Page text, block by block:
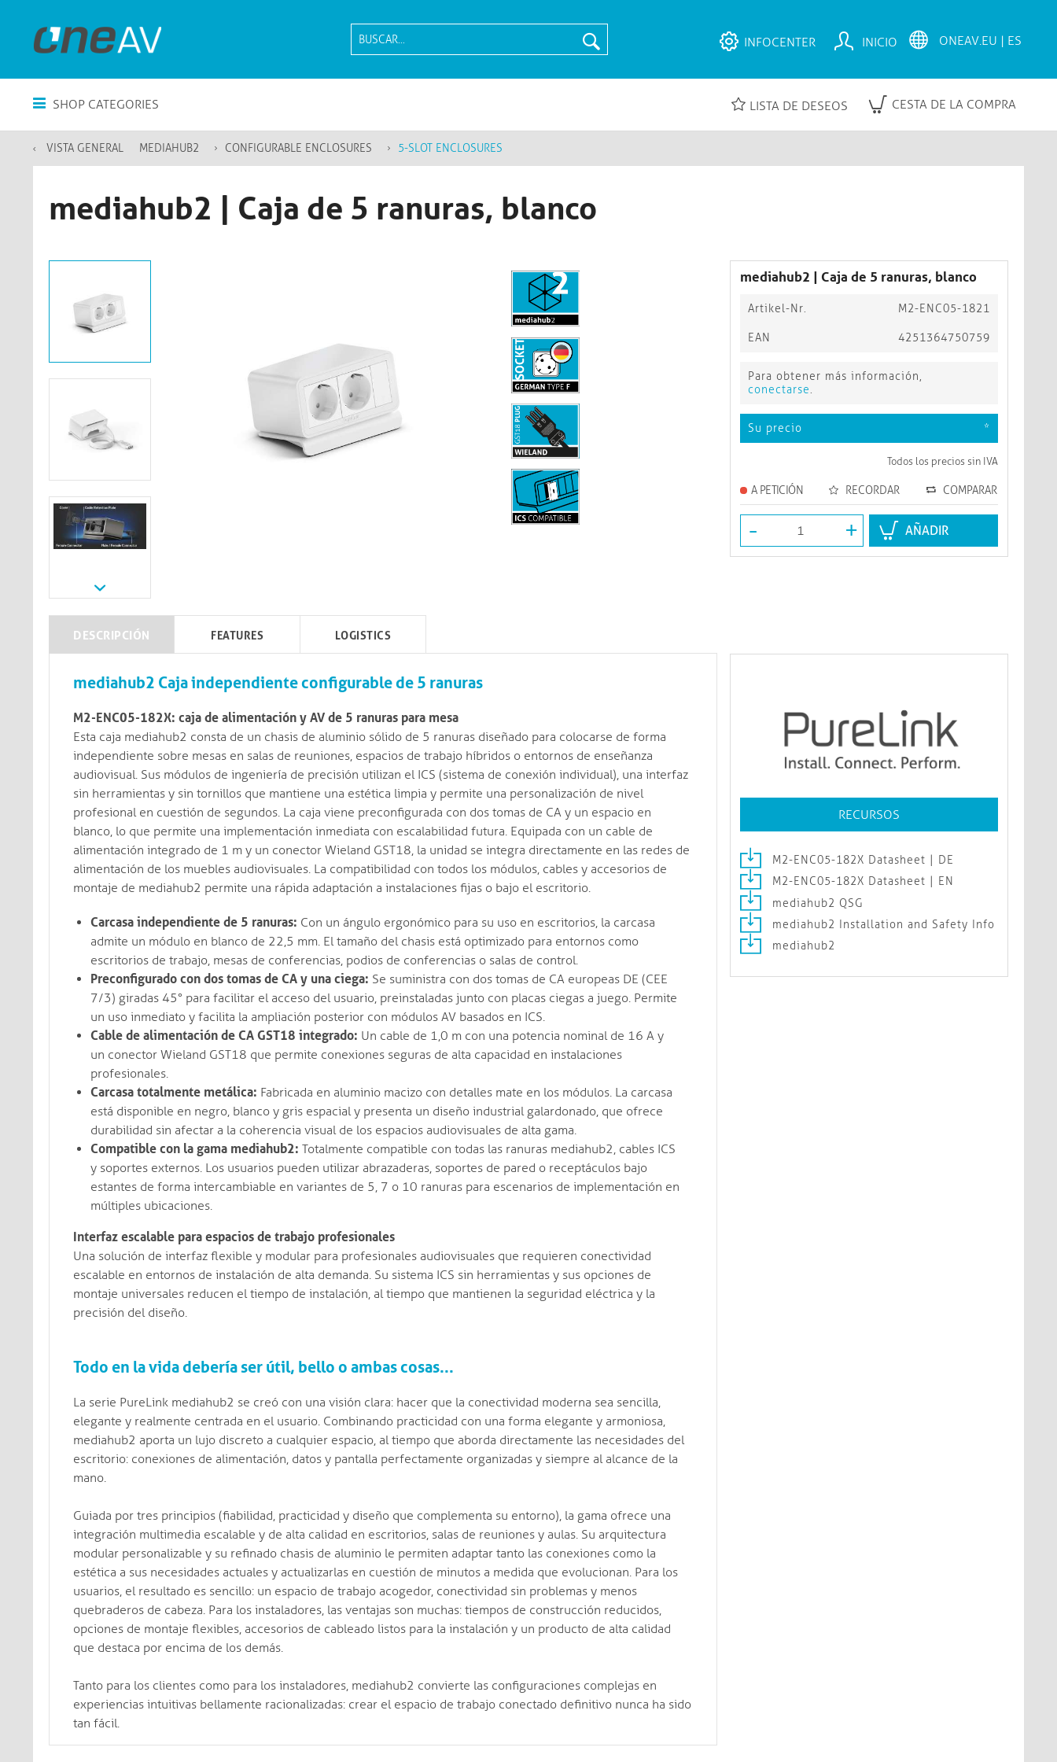
INFOCENTER INICIO
SHOP CATEGORIES LISTA DE DESEOS CESTA DE LA COMPRA
VISTA GENERAL MEDIAHUB2 CONFIGURABLE ENCLOSURES 5-SLOT ENCLOSURES
mediahub2 | Caja de 5 ranuras, blanco
mediahub2 | Caja de 5 ranuras, blanco
Artikel-Nr. M2-ENC05-1821
EAN 4251364750759
Para obtener más información,
conectarse.
Su precio *
Todos los precios sin IVA
A PETICIÓN RECORDAR COMPARAR
- + AÑADIR
RECURSOS
M2-ENC05-182X Datasheet | DE
M2-ENC05-182X Datasheet | EN
mediahub2 QSG
mediahub2 Installation and Safety Info
mediahub2
DESCRIPCIÓN FEATURES LOGISTICS
mediahub2 Caja independiente configurable de 5 ranuras
M2-ENC05-182X: caja de alimentación y AV de 5 ranuras para mesa
Esta caja mediahub2 consta de un chasis de aluminio sólido de 5 ranuras diseñado para colocarse de forma
independiente sobre mesas en salas de reuniones, espacios de trabajo híbridos o entornos de enseñanza
audiovisual. Sus módulos de ingeniería de precisión utilizan el ICS (sistema de conexión individual), una interfaz
sin herramientas y sin tornillos que mantiene una estética limpia y permite una personalización de nivel
profesional en cuestión de segundos. La caja viene preconfigurada con dos tomas de CA y un espacio en
blanco, lo que permite una implementación inmediata con escalabilidad futura. Equipada con un cable de
alimentación integrado de 1 m y un conector Wieland GST18, la unidad se integra directamente en las redes de
alimentación de los muebles audiovisuales. La compatibilidad con todos los módulos, cables y accesorios de
montaje de mediahub2 permite una rápida adaptación a instalaciones fijas o bajo el escritorio.
Carcasa independiente de 5 ranuras: Con un ángulo ergonómico para su uso en escritorios, la carcasa
admite un módulo en blanco de 22,5 mm. El tamaño del chasis está optimizado para entornos como
escritorios de trabajo, mesas de conferencias, podios de conferencias o salas de control.
Preconfigurado con dos tomas de CA y una ciega: Se suministra con dos tomas de CA europeas DE (CEE
7/3) giradas 45° para facilitar el acceso del usuario, preinstaladas junto con placas ciegas a juego. Permite
un uso inmediato y facilita la ampliación posterior con módulos AV basados en ICS.
Cable de alimentación de CA GST18 integrado: Un cable de 1,0 m con una potencia nominal de 16 A y
un conector Wieland GST18 que permite conexiones seguras de alta capacidad en instalaciones
profesionales.
Carcasa totalmente metálica: Fabricada en aluminio macizo con detalles mate en los módulos. La carcasa
está disponible en negro, blanco y gris espacial y presenta un diseño industrial galardonado, que ofrece
durabilidad sin afectar a la coherencia visual de los espacios audiovisuales de alta gama.
Compatible con la gama mediahub2: Totalmente compatible con todas las ranuras mediahub2, cables ICS
y soportes externos. Los usuarios pueden utilizar abrazaderas, soportes de pared o receptáculos bajo
estantes de forma intercambiable en variantes de 5, 7 o 10 ranuras para escenarios de implementación en
múltiples ubicaciones.
Interfaz escalable para espacios de trabajo profesionales
Una solución de interfaz flexible y modular para profesionales audiovisuales que requieren conectividad
escalable en entornos de instalación de alta demanda. Su sistema ICS sin herramientas y sus opciones de
montaje universales reducen el tiempo de instalación, al tiempo que mantienen la seguridad eléctrica y la
precisión del diseño.
Todo en la vida debería ser útil, bello o ambas cosas...
La serie PureLink mediahub2 se creó con una visión clara: hacer que la conectividad moderna sea sencilla,
elegante y realmente centrada en el usuario. Combinando practicidad con una forma elegante y armoniosa,
mediahub2 aporta un lujo discreto a cualquier espacio, al tiempo que aborda directamente las necesidades del
escritorio: conexiones de alimentación, datos y pantalla perfectamente organizadas y siempre al alcance de la
mano.
Guiada por tres principios (fiabilidad, practicidad y diseño que complementa su entorno), la gama ofrece una
integración multimedia escalable y de alta calidad en escritorios, salas de reuniones y aulas. Su arquitectura
modular personalizable y su refinado chasis de aluminio le permiten adaptar tanto las conexiones como la
estética a sus necesidades actuales y actualizarlas en cuestión de minutos a medida que evolucionan. Para los
usuarios, el resultado es sencillo: un espacio de trabajo acogedor, conectividad sin problemas y menos
quebraderos de cabeza. Para los instaladores, las ventajas son muchas: tiempos de construcción reducidos,
opciones de montaje flexibles, accesorios de cableado listos para la instalación y un producto de alta calidad
que destaca por encima de los demás.
Tanto para los clientes como para los instaladores, mediahub2 convierte las configuraciones complejas en
experiencias intuitivas bellamente racionalizadas: crear el espacio de trabajo conectado definitivo nunca ha sido
tan fácil.